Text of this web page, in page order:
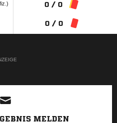
0 / 0
0 / 0
MELDEN